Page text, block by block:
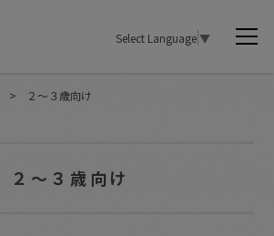
Select Language▼
> ２〜３歳向け
２〜３歳向け